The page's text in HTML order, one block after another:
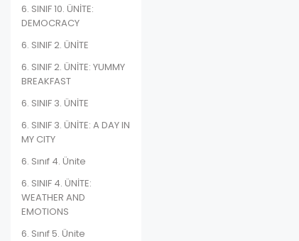
6. SINIF 10. ÜNİTE:
DEMOCRACY
6. SINIF 2. ÜNİTE
6. SINIF 2. ÜNİTE: YUMMY
BREAKFAST
6. SINIF 3. ÜNİTE
6. SINIF 3. ÜNİTE: A DAY IN
MY CITY
6. Sınıf 4. Ünite
6. SINIF 4. ÜNİTE:
WEATHER AND
EMOTIONS
6. Sınıf 5. Ünite